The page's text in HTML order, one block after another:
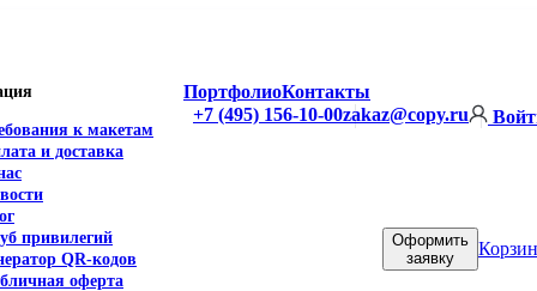
+7 (495) 156-10-00zakaz@copy.ru
к макетам
и доставка
привилегий
QR-кодов
оферта
ПортфолиоКонтакты
Оформить
заявку